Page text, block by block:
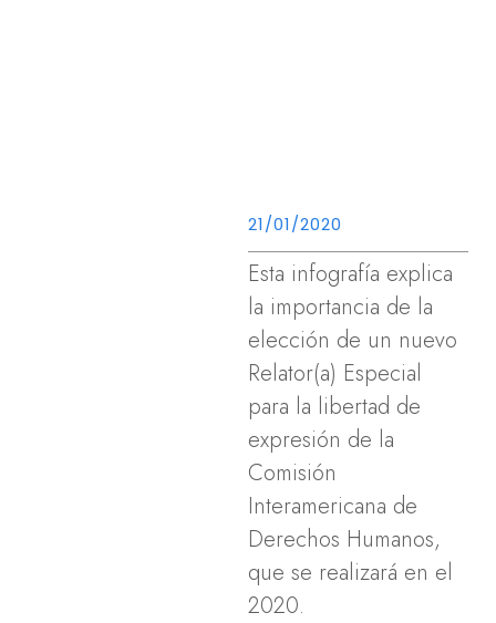
21/01/2020
Esta infografía explica
la importancia de la
elección de un nuevo
Relator(a) Especial
para la libertad de
expresión de la
Comisión
Interamericana de
Derechos Humanos,
que se realizará en el
2020.